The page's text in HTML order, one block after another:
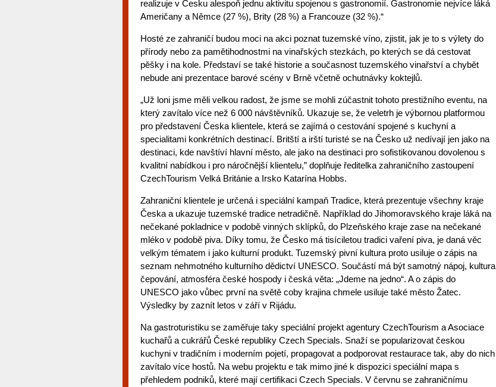
realizuje v Česku alespoň jednu aktivitu spojenou s gastronomií. Gastronomie nejvíce láká
Američany a Němce (27 %), Brity (28 %) a Francouze (32 %).“
Hosté ze zahraničí budou moci na akci poznat tuzemské víno, zjistit, jak je to s výlety do
přírody nebo za pamětihodnostmi na vinařských stezkách, po kterých se dá cestovat
pěšky i na kole. Představí se také historie a současnost tuzemského vinařství a chybět
nebude ani prezentace barové scény v Brně včetně ochutnávky koktejlů.
„Už loni jsme měli velkou radost, že jsme se mohli zúčastnit tohoto prestižního eventu, na
který zavítalo více než 6 000 návštěvníků. Ukazuje se, že veletrh je výbornou platformou
pro představení Česka klientele, která se zajímá o cestování spojené s kuchyní a
specialitami konkrétních destinací. Britští a irští turisté se na Česko už nedívají jen jako na
destinaci, kde navštíví hlavní město, ale jako na destinaci pro sofistikovanou dovolenou s
kvalitní nabídkou i pro náročnější klientelu,” doplňuje ředitelka zahraničního zastoupení
CzechTourism Velká Británie a Irsko Katarína Hobbs.
Zahraniční klientele je určená i speciální kampaň Tradice, která prezentuje všechny kraje
Česka a ukazuje tuzemské tradice netradičně. Například do Jihomoravského kraje láká na
nečekané pokladnice v podobě vinných sklípků, do Plzeňského kraje zase na nečekané
mléko v podobě piva. Díky tomu, že Česko má tisíciletou tradici vaření piva, je daná věc
velkým tématem i jako kulturní produkt. Tuzemský pivní kultura proto usiluje o zápis na
seznam nehmotného kulturního dědictví UNESCO. Součástí má být samotný nápoj, kultura
čepování, atmosféra české hospody i česká věta: „Jdeme na jedno“. A o zápis do
UNESCO jako vůbec první na světě coby krajina chmele usiluje také město Žatec.
Výsledky by zaznít letos v září v Rijádu.
Na gastroturistiku se zaměřuje taky speciální projekt agentury CzechTourism a Asociace
kuchařů a cukrářů České republiky Czech Specials. Snaží se popularizovat českou
kuchyni v tradičním i moderním pojetí, propagovat a podporovat restaurace tak, aby do nich
zavítalo více hostů. Na webu projektu e tak mimo jiné k dispozici speciální mapa s
přehledem podniků, které mají certifikaci Czech Specials. V červnu se zahraničnímu